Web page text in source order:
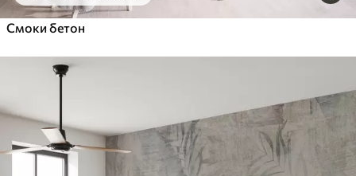
Смоки бетон